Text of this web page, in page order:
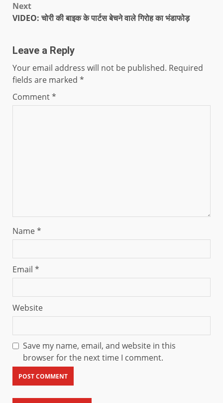
Next
VIDEO: चोरी की बाइक के पार्टस बेचने वाले गिरोह का भंडाफोड़
Leave a Reply
Your email address will not be published. Required
fields are marked *
Comment*
Name*
Email *
Website
Save my name, email, and website in this
browser for the next time I comment.